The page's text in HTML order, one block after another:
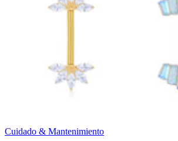
Cuidado & Mantenimiento